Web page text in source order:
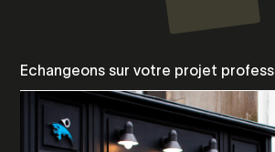
Echangeons sur votre projet